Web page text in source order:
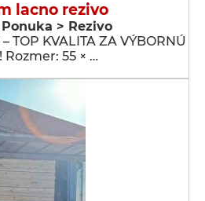
lacno rezivo
> Rezivo
TOP KVALITA ZA VÝBORNÚ
Rozmer: 55 × …